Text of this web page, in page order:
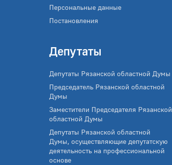
Персональные данные
Постановления
Депутаты
Депутаты Рязанской областной Думы
Председатель Рязанской областной
Думы
Заместители Председателя Рязанской
областной Думы
Депутаты Рязанской областной
Думы, осуществляющие депутатскую
деятельность на профессиональной
основе